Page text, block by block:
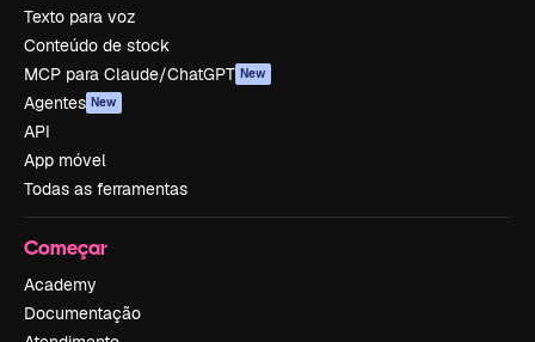
Texto para voz
Conteúdo de stock
MCP para Claude/ChatGPT New
Agentes New
API
App móvel
Todas as ferramentas
Começar
Academy
Documentação